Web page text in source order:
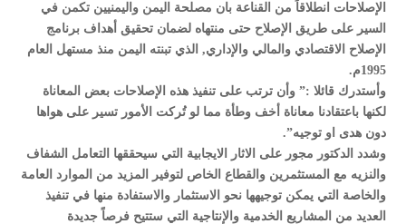
الإصلاحات انطلاقاً من القناعة بان مصلحة اليمن واليمنيين تكمن في
السير على طريق الإصلاح حتى منتهاه لضمان تحقيق أهداف برنامج
الإصلاح الاقتصادي والمالي والإداري, الذي تبنته اليمن منذ مستهل العام
1995م.
وأستدرك قائلا :” وأن ترتب على تنفيذ هذه الإصلاحات بعض المعاناة
لكنها باعتقادنا معاناة أخف وطأة مما لو تُركت الأمور تسير على هواها
دون هدى او توجيه”.
وشدد الدكتور مجور على الاثار الايجابية التي سيحققها التعامل الشفاف
والنزيه مع المستثمرين والقطاع الخاص لتوفير المزيد من الموارد العامة
والخاصة التي يمكن توجيهها نحو الاستثمار والاستفادة منها في تنفيذ
العديد من المشاريع الخدمية والإنتاجية التي ستتيح فرصاً جديدة